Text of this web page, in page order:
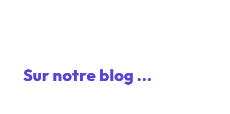
Sur notre blog ...